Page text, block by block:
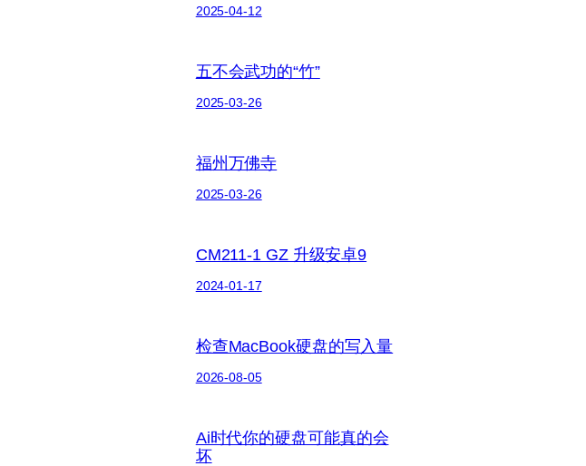
2025-04-12
五不会武功的“竹”
2025-03-26
福州万佛寺
2025-03-26
CM211-1 GZ 升级安卓9
2024-01-17
检查MacBook硬盘的写入量
2026-08-05
Ai时代你的硬盘可能真的会
坏